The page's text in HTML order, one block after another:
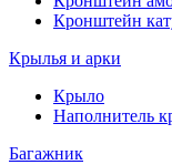
Кронштейн
Крылья и арки
Крыло
Наполнитель
Багажник